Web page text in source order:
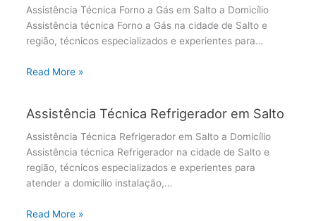
Assistência Técnica Forno a Gás em Salto a Domicílio
Assistência técnica Forno a Gás na cidade de Salto e
região, técnicos especializados e experientes para…
Read More »
Assistência Técnica Refrigerador em Salto
Assistência Técnica Refrigerador em Salto a Domicílio
Assistência técnica Refrigerador na cidade de Salto e
região, técnicos especializados e experientes para
atender a domicílio instalação,…
Read More »